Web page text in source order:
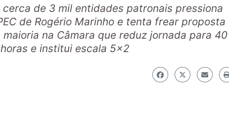
de 3 mil entidades patronais pressiona
de Rogério Marinho e tenta frear proposta
na Câmara que reduz jornada para 40
horas e institui escala 5x2